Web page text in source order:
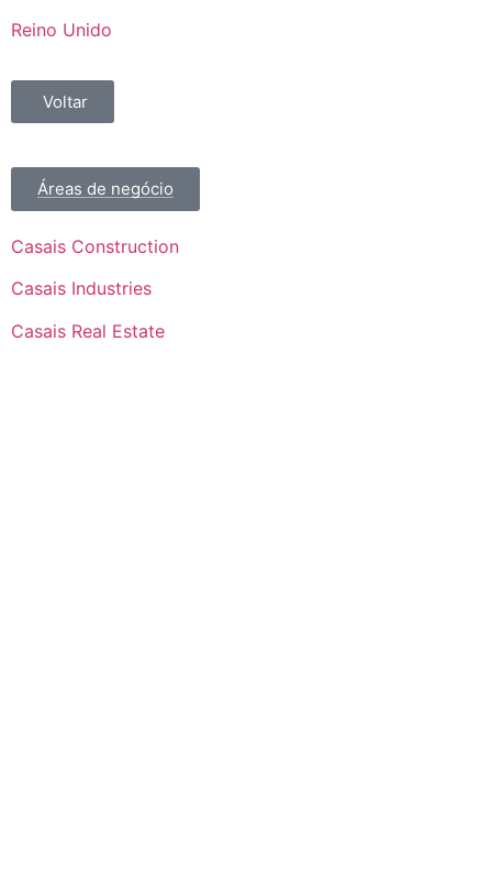
Reino Unido
Voltar
Áreas de negócio
Casais Construction
Casais Industries
Casais Real Estate